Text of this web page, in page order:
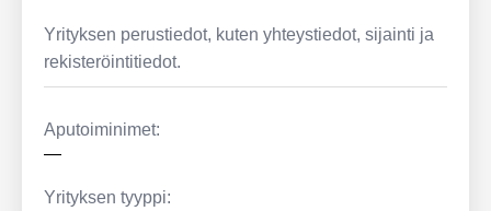
Yrityksen perustiedot, kuten yhteystiedot, sijainti ja
rekisteröintitiedot.
Aputoiminimet:
—
Yrityksen tyyppi: